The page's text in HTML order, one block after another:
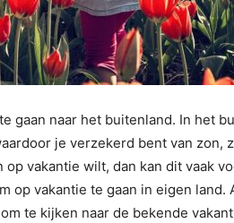
gaan naar het buitenland. In het
je verzekerd bent van zon,
vakantie wilt, dan kan dit vaak
op vakantie te gaan in eigen land.
te kijken naar de bekende